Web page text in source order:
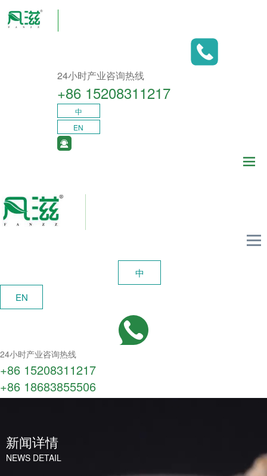
24小时产业咨询热线
+86 15208311217​
中
EN
中
EN
24小时产业咨询热线
+86 15208311217​
+86 18683855506
新闻详情
NEWS DETAIL